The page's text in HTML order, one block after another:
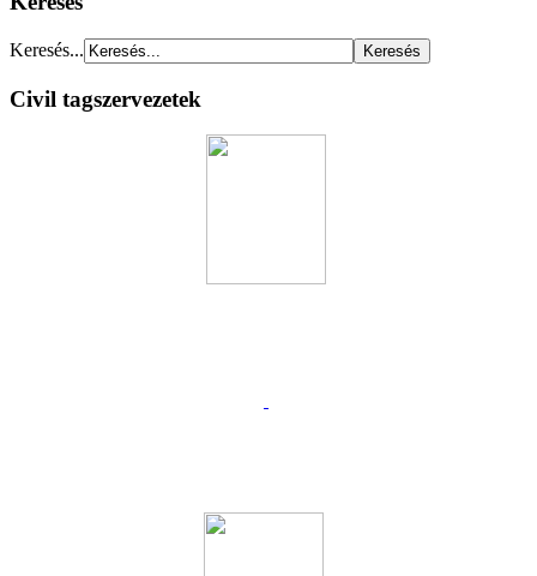
Keresés...
Civil tagszervezetek